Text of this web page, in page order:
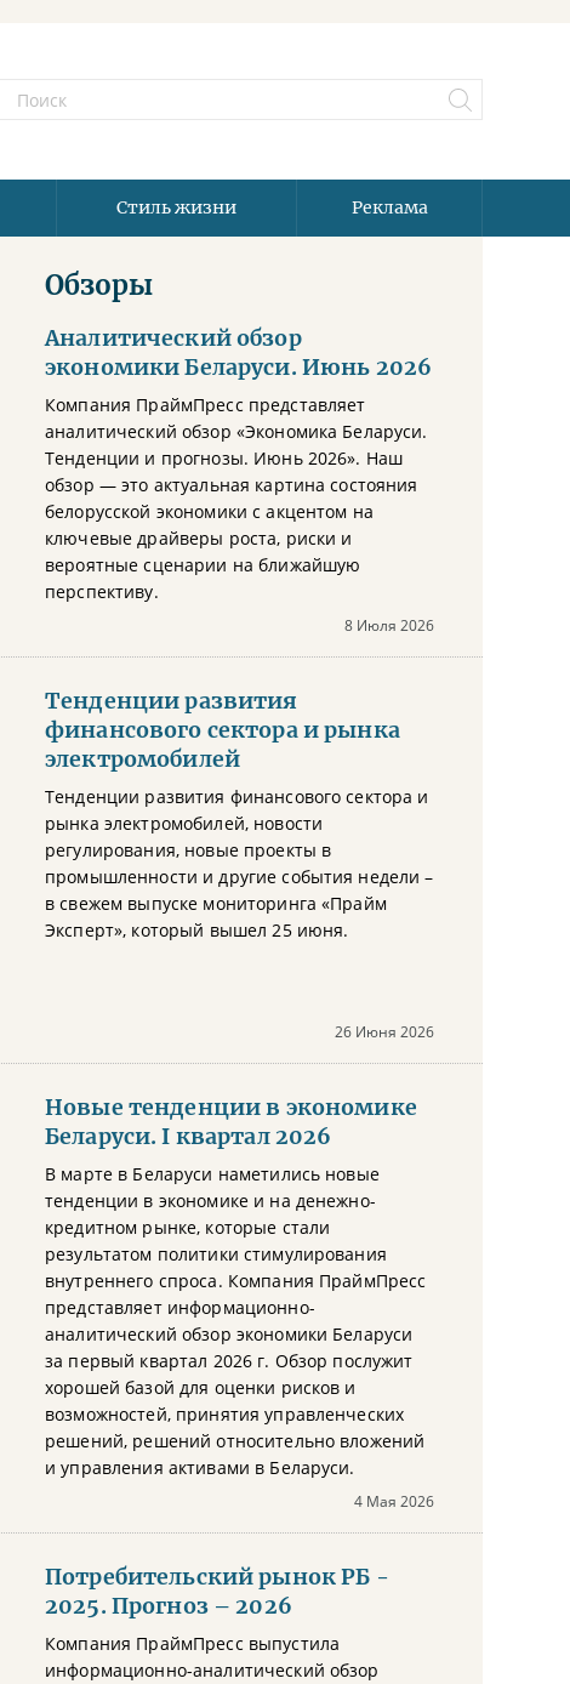
Стиль жизни Реклама
Обзоры
Аналитический обзор
экономики Беларуси. Июнь 2026
Компания ПраймПресс представляет
аналитический обзор «Экономика Беларуси.
Тенденции и прогнозы. Июнь 2026». Наш
обзор — это актуальная картина состояния
белорусской экономики с акцентом на
ключевые драйверы роста, риски и
вероятные сценарии на ближайшую
перспективу.
8 Июля 2026
Тенденции развития
финансового сектора и рынка
электромобилей
Тенденции развития финансового сектора и
рынка электромобилей, новости
регулирования, новые проекты в
промышленности и другие события недели –
в свежем выпуске мониторинга «Прайм
Эксперт», который вышел 25 июня.
26 Июня 2026
Новые тенденции в экономике
Беларуси. I квартал 2026
В марте в Беларуси наметились новые
тенденции в экономике и на денежно-
кредитном рынке, которые стали
результатом политики стимулирования
внутреннего спроса. Компания ПраймПресс
представляет информационно-
аналитический обзор экономики Беларуси
за первый квартал 2026 г. Обзор послужит
хорошей базой для оценки рисков и
возможностей, принятия управленческих
решений, решений относительно вложений
и управления активами в Беларуси.
4 Мая 2026
Потребительский рынок РБ -
2025. Прогноз – 2026
Компания ПраймПресс выпустила
информационно-аналитический обзор